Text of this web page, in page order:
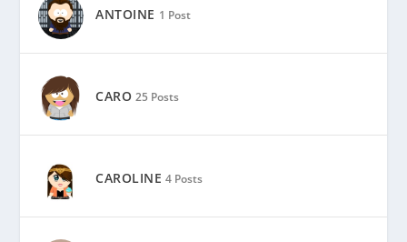
ANTOINE 1 Post
CARO 25 Posts
CAROLINE 4 Posts